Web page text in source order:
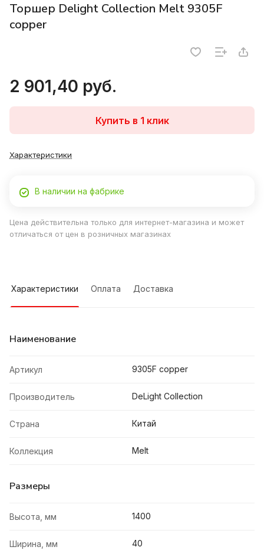
Торшер Delight Collection Melt 9305F
copper
2 901,40 руб.
Купить в 1 клик
Характеристики
В наличии на фабрике
Цена действительна только для интернет-магазина и может
отличаться от цен в розничных магазинах
Характеристики Оплата Доставка
Наименование
Артикул 9305F copper
Производитель DeLight Collection
Страна Китай
Коллекция Melt
Размеры
Высота, мм 1400
Ширина, мм 40